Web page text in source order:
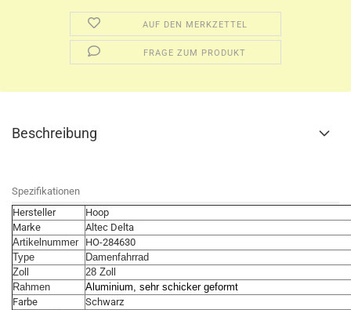
AUF DEN MERKZETTEL
FRAGE ZUM PRODUKT
Beschreibung
Spezifikationen
Hersteller
Hoop
Marke
Altec Delta
Artikelnummer
HO-284630
Type
Damenfahrrad
Zoll
28 Zoll
Rahmen
Aluminium, sehr schicker geformt
Farbe
Schwarz